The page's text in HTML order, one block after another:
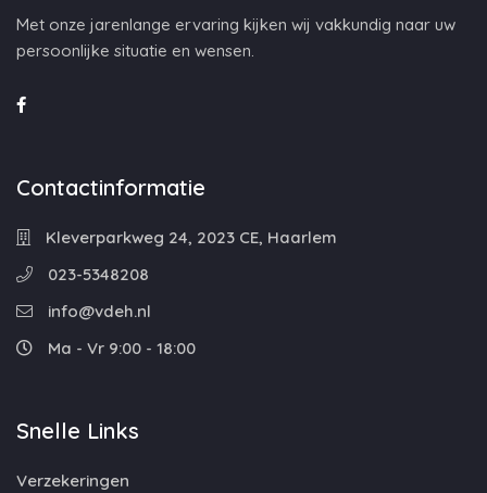
Met onze jarenlange ervaring kijken wij vakkundig naar uw
persoonlijke situatie en wensen.
Contactinformatie
Kleverparkweg 24, 2023 CE, Haarlem
023-5348208
info@vdeh.nl
Ma - Vr 9:00 - 18:00
Snelle Links
Verzekeringen